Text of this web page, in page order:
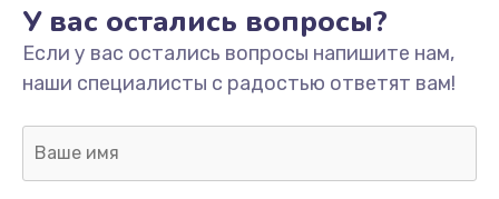
Замена/Pемонт карбюратора
1300 руб.
Заказать
Ремонт капиллярной трубки
У вас остались вопросы?
Если у вас остались вопросы напишите нам,
наши специалисты с радостью ответят вам!